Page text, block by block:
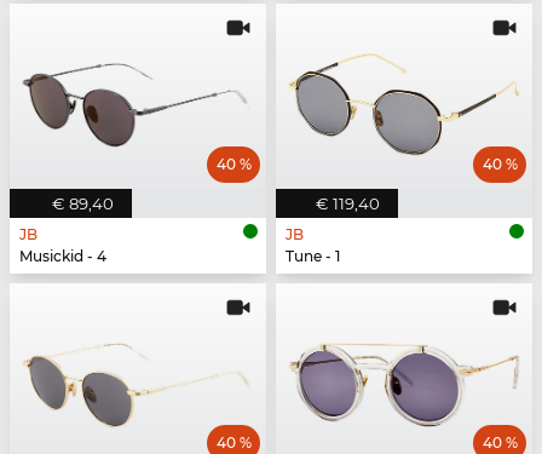
€ 89,40
40 %
JB
Musickid - 4
€ 119,40
40 %
JB
Tune - 1
40 % 40 %